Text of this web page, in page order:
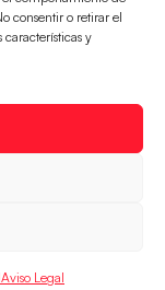
consentir o retirar el
y
Aviso Legal
reservados –